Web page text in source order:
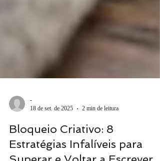
18 de set. de 2025
2 min de leitura
Bloqueio Criativo: 8